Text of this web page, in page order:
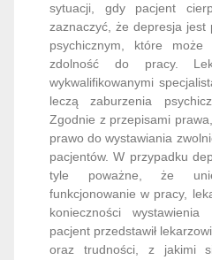
sytuacji, gdy pacjent
zaznaczyć, że depresja jest
psychicznym, które może
zdolność do pracy.
wykwalifikowanymi
leczą zaburzenia
Zgodnie z przepisami
prawo do wystawiania
pacjentów. W przypadku
tyle poważne, że
funkcjonowanie w pracy,
konieczności
pacjent przedstawił
oraz trudności, z jakimi